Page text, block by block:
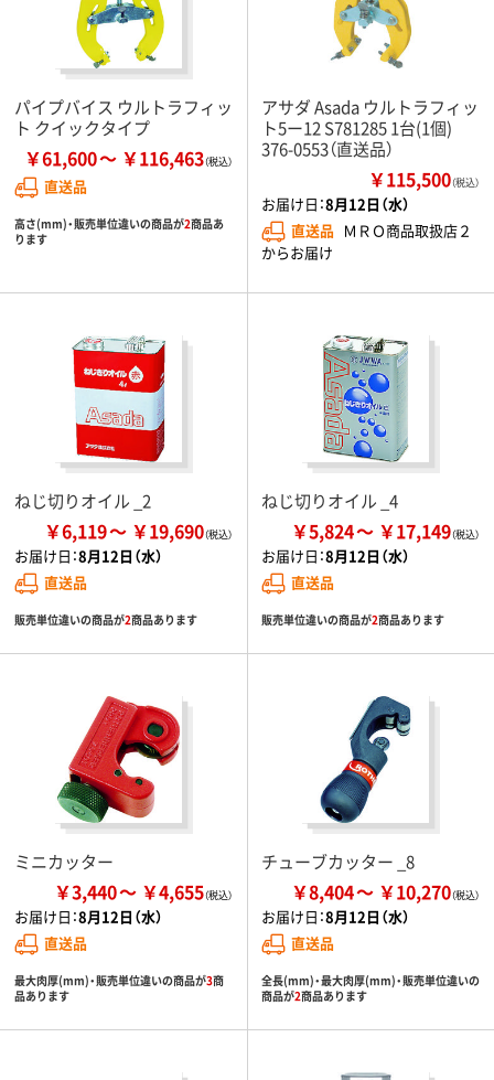
パイプバイス ウルトラフィッ
ト クイックタイプ
￥61,600 ￥116,463
直送品
高さ(mm)・販売単位違いの商品が2商品あ
ります
アサダ Asada ウルトラフィッ
ト5ー12 S781285 1台(1個)
376-0553（直送品）
￥115,500（税込）
お届け日：8月12日（水）
直送品 ＭＲＯ商品取扱店２
からお届け
ねじ切りオイル _2
￥6,119 ￥19,690
お届け日：8月12日（水）
直送品
販売単位違いの商品が2商品あります
ねじ切りオイル _4
￥5,824 ￥17,149
お届け日：8月12日（水）
直送品
販売単位違いの商品が2商品あります
ミニカッター
￥3,440 ￥4,655
お届け日：8月12日（水）
直送品
最大肉厚(mm)・販売単位違いの商品が3商
品あります
チューブカッター _8
￥8,404 ￥10,270
お届け日：8月12日（水）
直送品
全長(mm)・最大肉厚(mm)・販売単位違いの
商品が2商品あります